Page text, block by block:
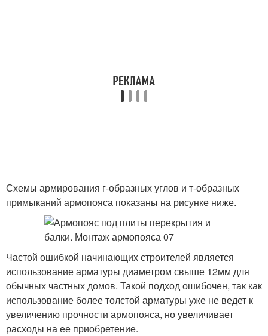
Схемы армирования г-образных углов и т-образных
примыканий армопояса показаны на рисунке ниже.
Частой ошибкой начинающих строителей является
использование арматуры диаметром свыше 12мм для
обычных частных домов. Такой подход ошибочен, так как
использование более толстой арматуры уже не ведет к
увеличению прочности армопояса, но увеличивает
расходы на ее приобретение.